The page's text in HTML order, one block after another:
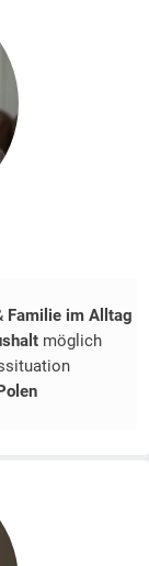
Familie im Alltag
möglich
Polen